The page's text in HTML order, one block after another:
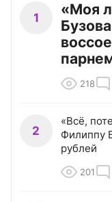
1
«Моя
218
2
«Всё,
Филиппу
рублей
201